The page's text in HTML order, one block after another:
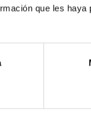
que les haya